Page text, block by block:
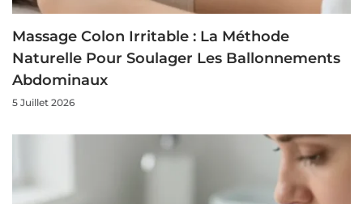
Massage Colon Irritable : La Méthode
Naturelle Pour Soulager Les Ballonnements
Abdominaux
5 Juillet 2026